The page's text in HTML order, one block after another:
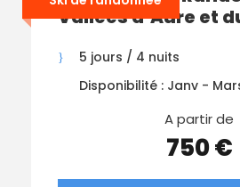
Vallées d’Aure et
5 jours / 4 nuits
Disponibilité : Janv -
A partir de
750 €